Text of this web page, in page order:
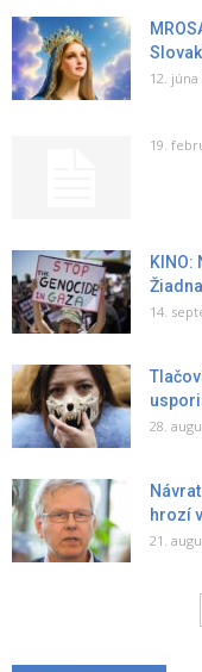
12. júna
19.
KINO:
14.
28.
hrozí
21.